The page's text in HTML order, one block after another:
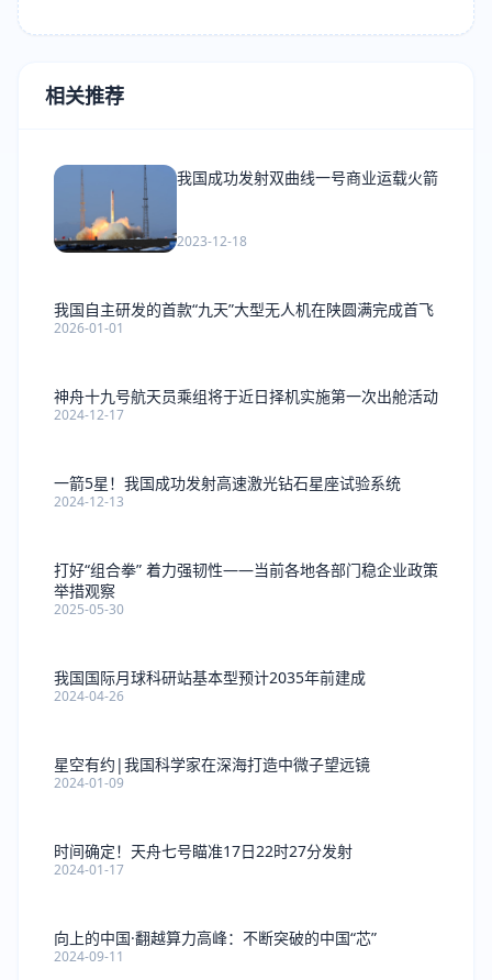
相关推荐
我国成功发射双曲线一号商业运载火箭
2023-12-18
我国自主研发的首款“九天”大型无人机在陕圆满完成首飞
2026-01-01
神舟十九号航天员乘组将于近日择机实施第一次出舱活动
2024-12-17
一箭5星！我国成功发射高速激光钻石星座试验系统
2024-12-13
打好“组合拳” 着力强韧性——当前各地各部门稳企业政策
举措观察
2025-05-30
我国国际月球科研站基本型预计2035年前建成
2024-04-26
星空有约|我国科学家在深海打造中微子望远镜
2024-01-09
时间确定！天舟七号瞄准17日22时27分发射
2024-01-17
向上的中国·翻越算力高峰：不断突破的中国“芯”
2024-09-11